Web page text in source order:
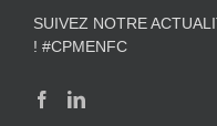
SUIVEZ NOTRE
! #CPMENFC